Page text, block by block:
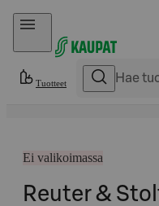
Hyppää sisältöön
Tuotteet
Ei valikoimassa
Reuter &